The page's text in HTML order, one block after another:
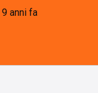
9 anni fa